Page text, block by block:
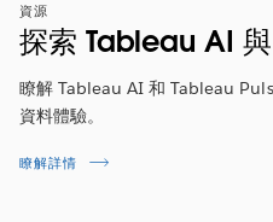
歡迎聽聽2023 年 Tableau
的熱門精選功能。
資源
探索 Tableau AI
瞭解 Tableau AI 和 Tableau
資料體驗。
瞭解詳情